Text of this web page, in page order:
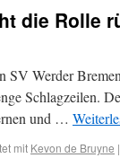
die Rolle
SV Werder
Schlagzeilen.
und …
mit Kevon de Bruyne |